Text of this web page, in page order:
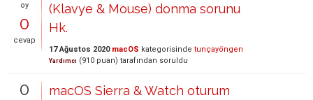
oy
0
cevap
(Klavye & Mouse) donma sorunu
Hk.
17 Ağustos 2020 macOS kategorisinde tunçayöngen
Yardımcı (910 puan) tarafından soruldu
0
macOS Sierra & Watch oturum